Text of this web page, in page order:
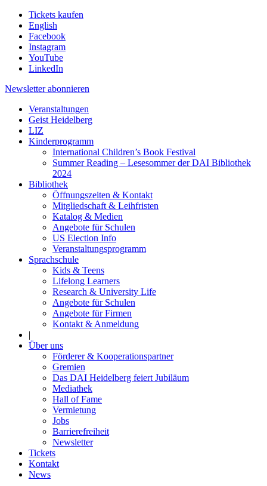
Tickets kaufen
English
Facebook
Instagram
YouTube
LinkedIn
Newsletter abonnieren
Veranstaltungen
Geist Heidelberg
LIZ
Kinderprogramm
International Children’s Book Festival
Summer Reading – Lesesommer der DAI Bibliothek
2024
Bibliothek
Öffnungszeiten & Kontakt
Mitgliedschaft & Leihfristen
Katalog & Medien
Angebote für Schulen
US Election Info
Veranstaltungsprogramm
Sprachschule
Kids & Teens
Lifelong Learners
Research & University Life
Angebote für Schulen
Angebote für Firmen
Kontakt & Anmeldung
|
Über uns
Förderer & Kooperationspartner
Gremien
Das DAI Heidelberg feiert Jubiläum
Mediathek
Hall of Fame
Vermietung
Jobs
Barrierefreiheit
Newsletter
Tickets
Kontakt
News